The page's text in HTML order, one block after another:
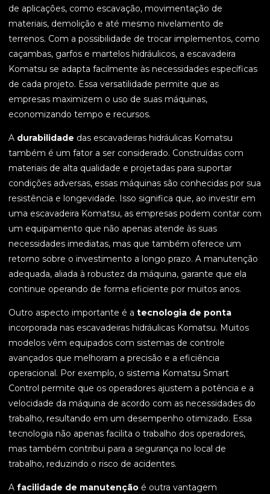
de aplicações, como escavação, movimentação de
materiais, demolição e até mesmo nivelamento de
terrenos. Com a possibilidade de trocar implementos, como
caçambas, garfos e martelos hidráulicos, a escavadeira
Komatsu se adapta facilmente às necessidades específicas
de cada projeto. Essa versatilidade permite que as
empresas maximizem o uso de suas máquinas,
economizando tempo e recursos.
A durabilidade das escavadeiras hidráulicas Komatsu
também é um fator a ser considerado. Construídas com
materiais de alta qualidade e projetadas para suportar
condições adversas, essas máquinas são conhecidas por sua
resistência e longevidade. Isso significa que, ao investir em
uma escavadeira Komatsu, as empresas podem contar com
um equipamento que não apenas atende às suas
necessidades imediatas, mas que também oferece um
retorno sobre o investimento a longo prazo. A manutenção
adequada, aliada à robustez da máquina, garante que ela
continue operando de forma eficiente por muitos anos.
Outro aspecto importante é a tecnologia de ponta
incorporada nas escavadeiras hidráulicas Komatsu. Muitos
modelos vêm equipados com sistemas de controle
avançados que melhoram a precisão e a eficiência
operacional. Por exemplo, o sistema Komatsu Smart
Control permite que os operadores ajustem a potência e a
velocidade da máquina de acordo com as necessidades do
trabalho, resultando em um desempenho otimizado. Essa
tecnologia não apenas facilita o trabalho dos operadores,
mas também contribui para a segurança no local de
trabalho, reduzindo o risco de acidentes.
A facilidade de manutenção é outra vantagem